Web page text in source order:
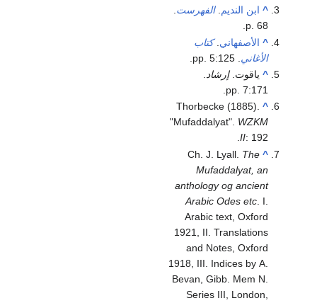
^ ابن النديم.الفهرست.
p. 68.
^ الأصفهاني .كتاب
الأغاني
^ ياقوت.إرشاد
pp. 7:171.
^
Thorbecke (1885).
"Mufaddalyat". WZKM
II: 192.
^
Ch. J. Lyall. The
Mufaddalyat, an
anthology og ancient
Arabic Odes etc . I.
Arabic text, Oxford
1921, II. Translations
and Notes, Oxford
1918, III. Indices by A.
Bevan, Gibb. Mem N.
Series III, London,